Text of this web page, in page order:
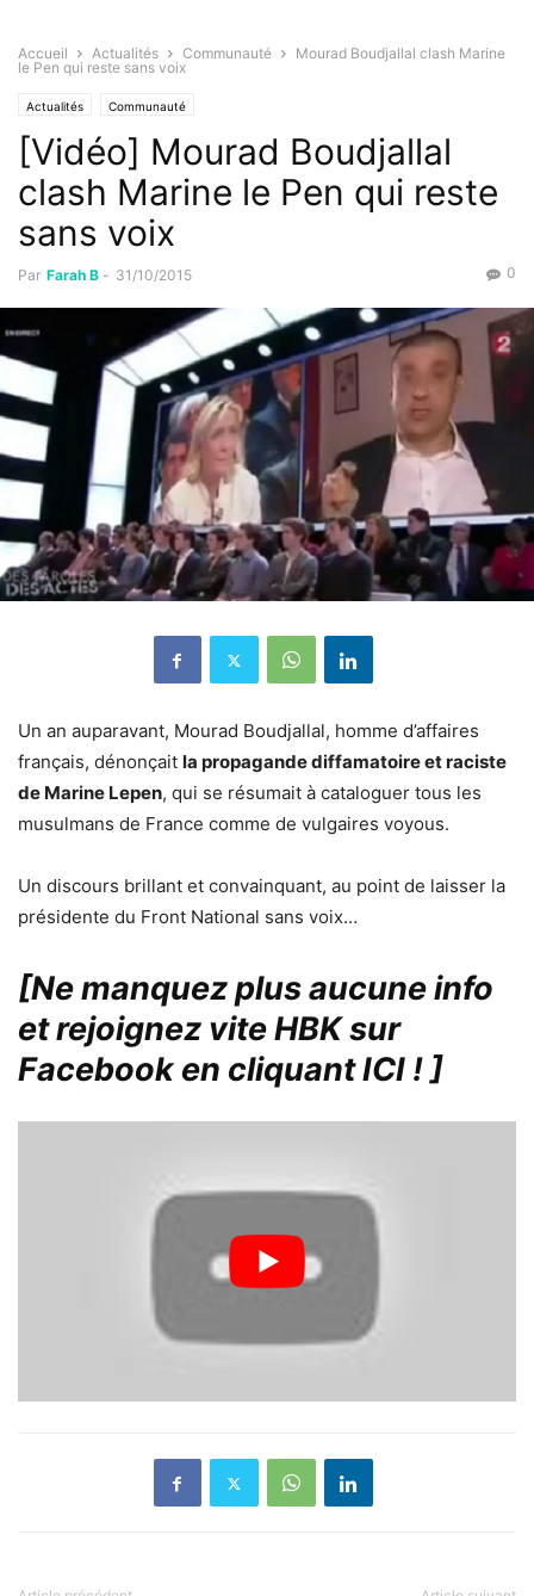
Accueil Actualités Communauté
Mourad Boudjallal clash Marine
le Pen qui reste sans voix
Actualités Communauté
[Vidéo] Mourad Boudjallal
clash Marine le Pen qui reste
sans voix
Par Farah B - 31/10/2015 0
Un an auparavant, Mourad Boudjallal, homme d’affaires
français, dénonçait la propagande diffamatoire et raciste
de Marine Lepen, qui se résumait à cataloguer tous les
musulmans de France comme de vulgaires voyous.
Un discours brillant et convainquant, au point de laisser la
présidente du Front National sans voix…
[Ne manquez plus aucune info
et rejoignez vite HBK sur
Facebook en cliquant ICI !]